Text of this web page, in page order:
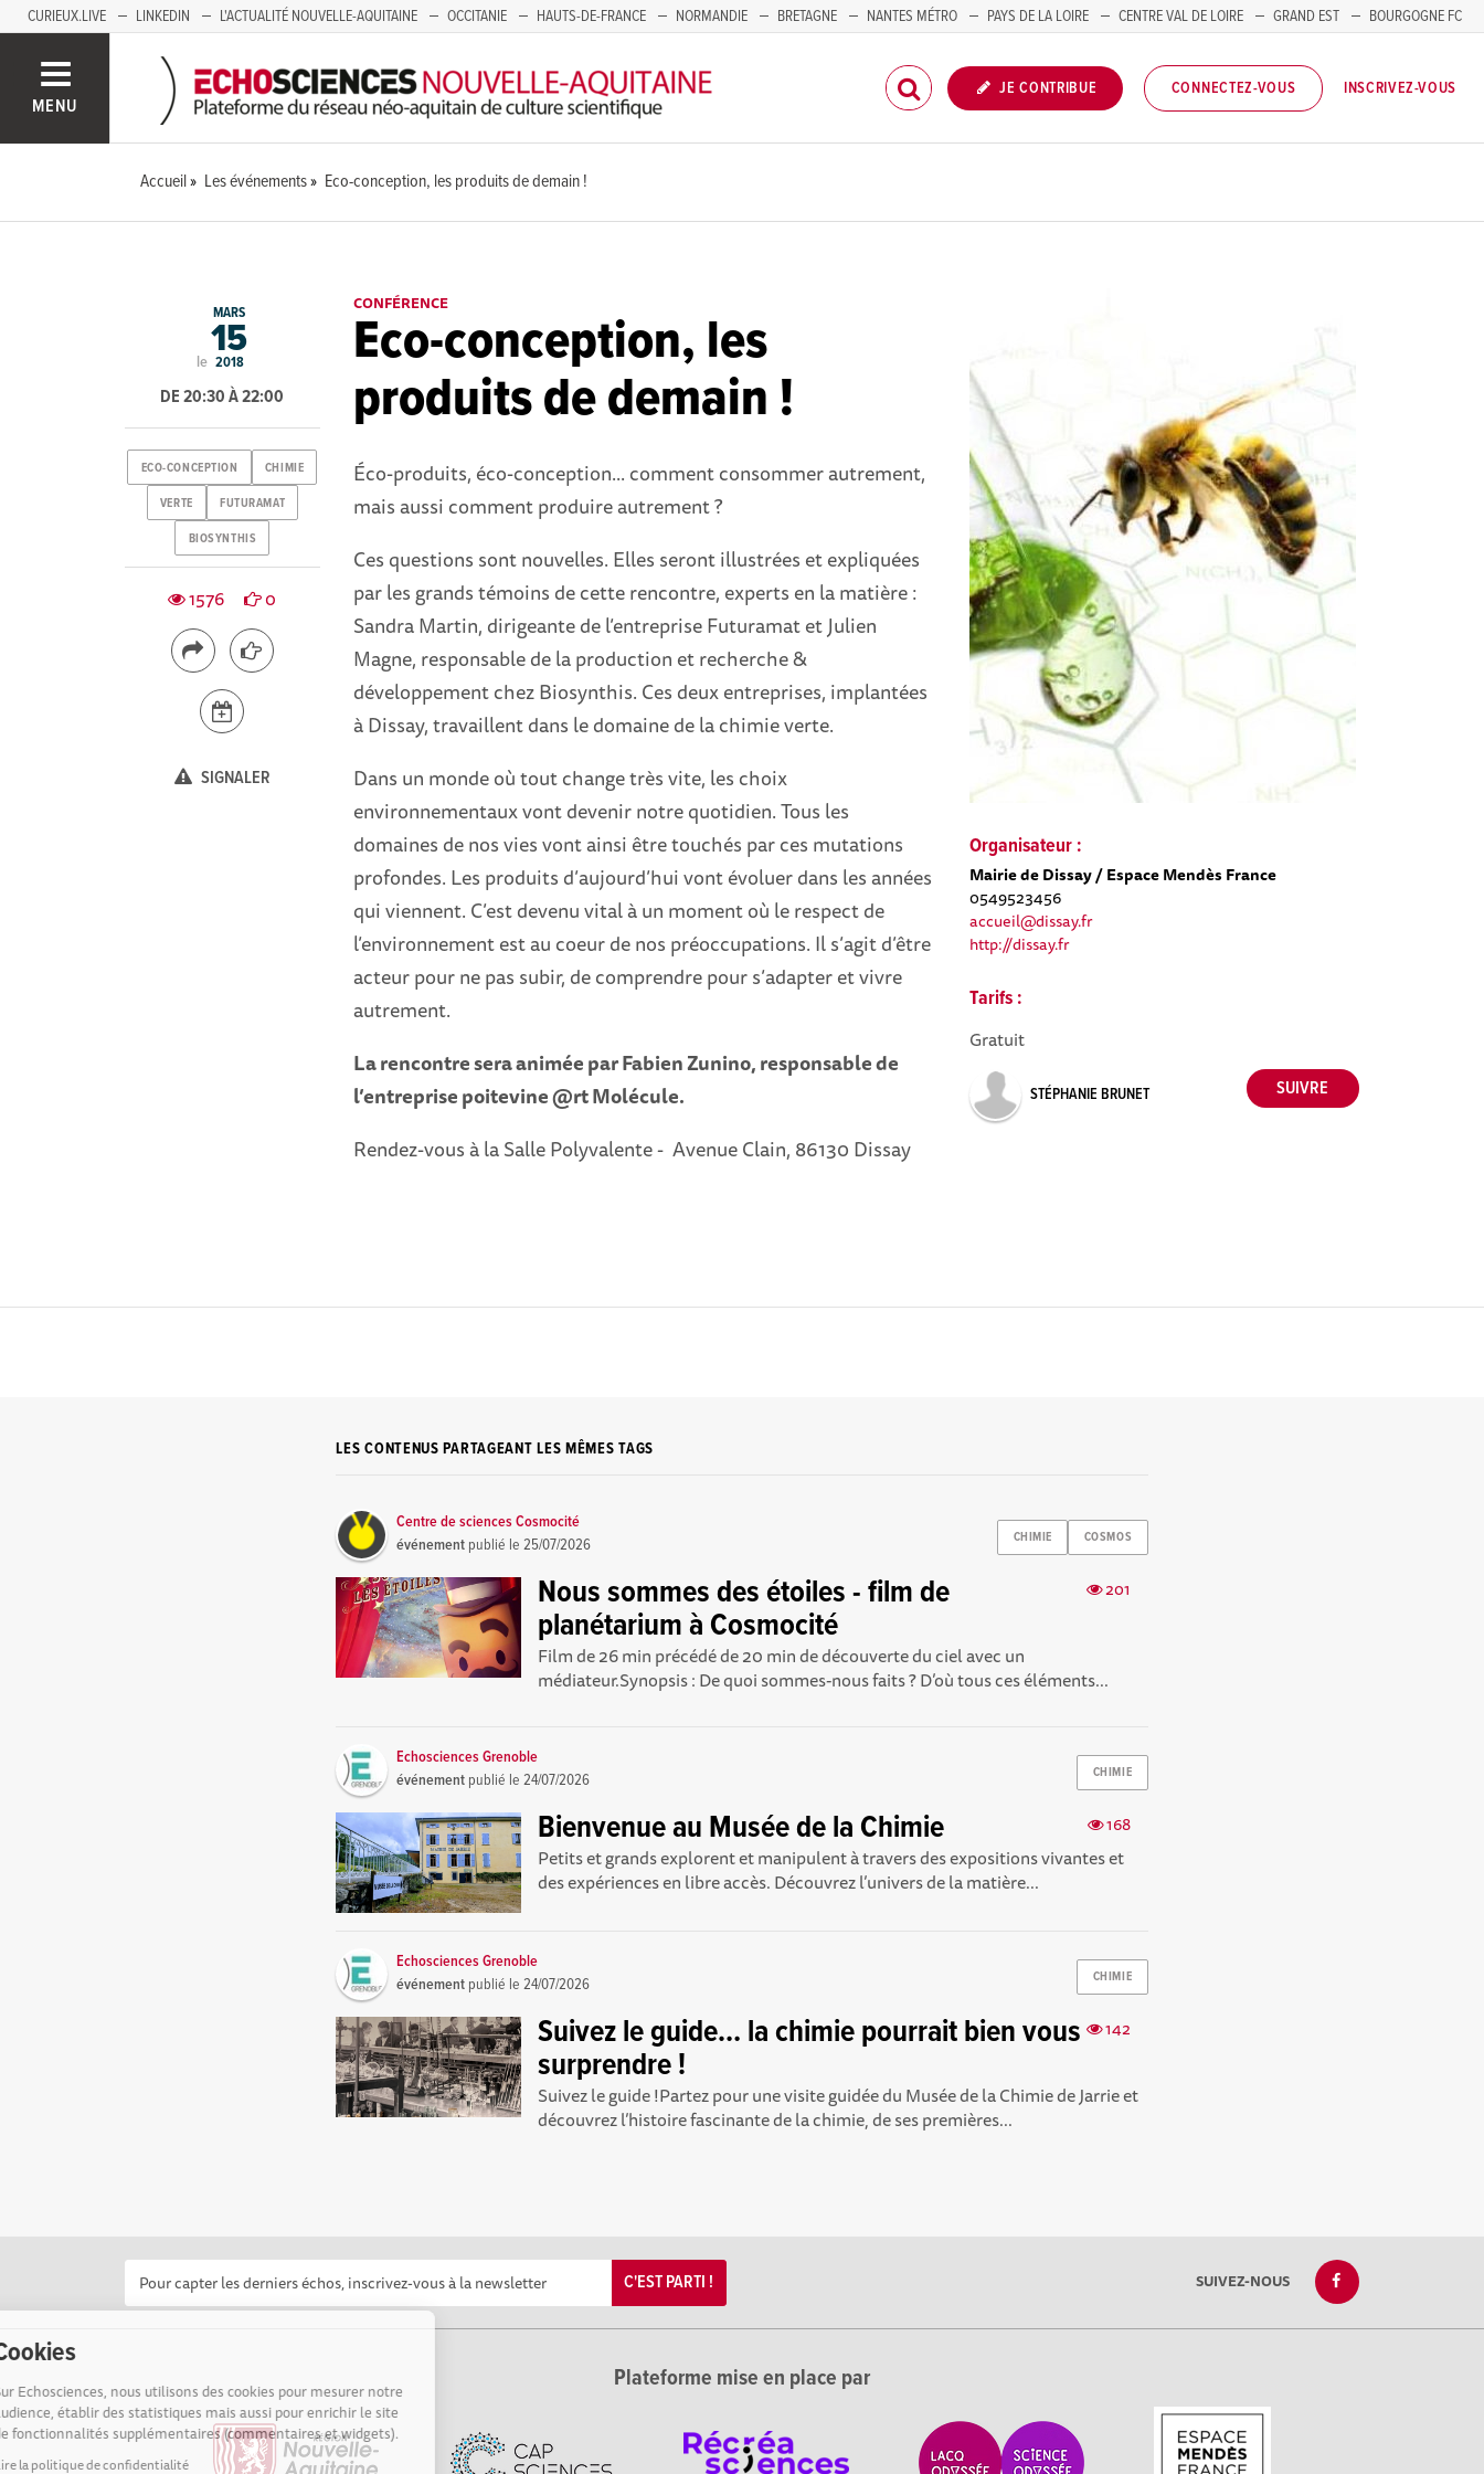
Cookies
Sur Echosciences, nous utilisons des cookies pour mesurer notre
audience, établir des statistiques mais aussi pour enrichir le site
de fonctionnalités supplémentaires (commentaires et widgets).
Lire la politique de confidentialité
CURIEUX.LIVE LINKEDIN L'ACTUALITÉ NOUVELLE-AQUITAINE OCCITANIE HAUTS-DE-FRANCE NORMANDIE BRETAGNE NANTES MÉTRO PAYS DE LA LOIRE CENTRE VAL DE LOIRE GRAND EST
BOURGOGNE FC
MENU
JE CONTRIBUE CONNECTEZ-VOUS INSCRIVEZ-VOUS
Accueil Les événements Eco-conception, les produits de demain !
CONFÉRENCE
Eco-conception, les
produits de demain !
Éco-produits, éco-conception... comment consommer autrement,
mais aussi comment produire autrement ?
Ces questions sont nouvelles. Elles seront illustrées et expliquées
par les grands témoins de cette rencontre, experts en la matière :
Sandra Martin, dirigeante de l’entreprise Futuramat et Julien
Magne, responsable de la production et recherche &
développement chez Biosynthis. Ces deux entreprises, implantées
à Dissay, travaillent dans le domaine de la chimie verte.
Dans un monde où tout change très vite, les choix
environnementaux vont devenir notre quotidien. Tous les
domaines de nos vies vont ainsi être touchés par ces mutations
profondes. Les produits d’aujourd’hui vont évoluer dans les années
qui viennent. C’est devenu vital à un moment où le respect de
l’environnement est au coeur de nos préoccupations. Il s’agit d’être
acteur pour ne pas subir, de comprendre pour s’adapter et vivre
autrement.
La rencontre sera animée par Fabien Zunino, responsable de
l’entreprise poitevine @rt Molécule.
Rendez-vous à la Salle Polyvalente - Avenue Clain, 86130 Dissay
Organisateur :
Mairie de Dissay / Espace Mendès France
0549523456
accueil@dissay.fr
http://dissay.fr
Tarifs :
Gratuit
STÉPHANIE BRUNET
le
MARS
15
2018
DE 20:30 À 22:00
ECO-CONCEPTION CHIMIE
VERTE FUTURAMAT
BIOSYNTHIS
1576 0
SIGNALER
LES CONTENUS PARTAGEANT LES MÊMES TAGS
CHIMIE COSMOS
Centre de sciences Cosmocité
événement publié le25/07/2026
201
Nous sommes des étoiles - film de
planétarium à Cosmocité
Film de 26 min précédé de 20 min de découverte du ciel avec un
médiateur.Synopsis : De quoi sommes-nous faits ? D’où tous ces éléments...
CHIMIE
Echosciences Grenoble
événement publié le24/07/2026
168
Bienvenue au Musée de la Chimie
Petits et grands explorent et manipulent à travers des expositions vivantes et
des expériences en libre accès. Découvrez l’univers de la matière...
CHIMIE
Echosciences Grenoble
événement publié le24/07/2026
142
Suivez le guide… la chimie pourrait bien vous
surprendre !
Suivez le guide !Partez pour une visite guidée du Musée de la Chimie de Jarrie et
découvrez l’histoire fascinante de la chimie, de ses premières...
C'EST PARTI ! SUIVEZ-NOUS
Plateforme mise en place par